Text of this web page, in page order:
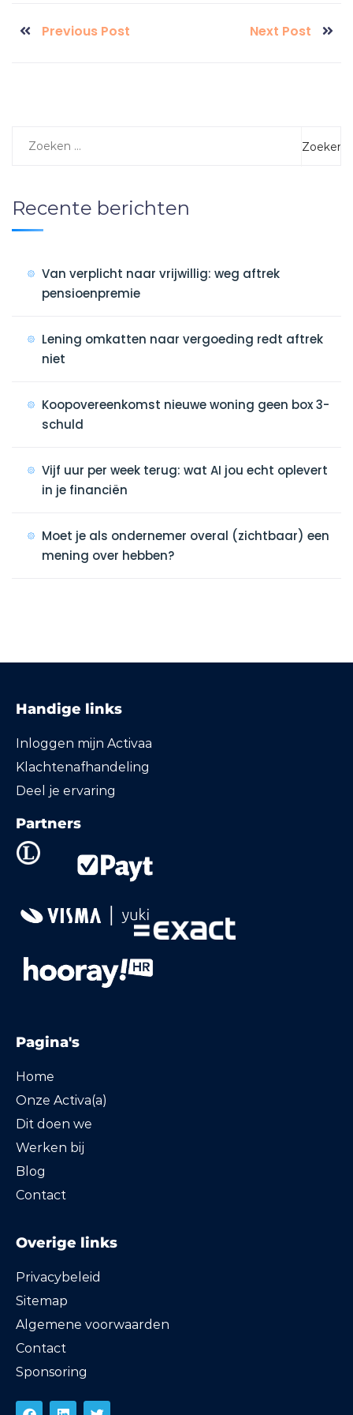
Previous Post Next Post
Recente berichten
Van verplicht naar vrijwillig: weg aftrek
pensioenpremie
Lening omkatten naar vergoeding redt aftrek
niet
Koopovereenkomst nieuwe woning geen box 3-
schuld
Vijf uur per week terug: wat AI jou echt oplevert
in je financiën
Moet je als ondernemer overal (zichtbaar) een
mening over hebben?
Handige links
Inloggen mijn Activaa
Klachtenafhandeling
Deel je ervaring
Partners
Pagina's
Home
Onze Activa(a)
Dit doen we
Werken bij
Blog
Contact
Overige links
Privacybeleid
Sitemap
Algemene voorwaarden
Contact
Sponsoring